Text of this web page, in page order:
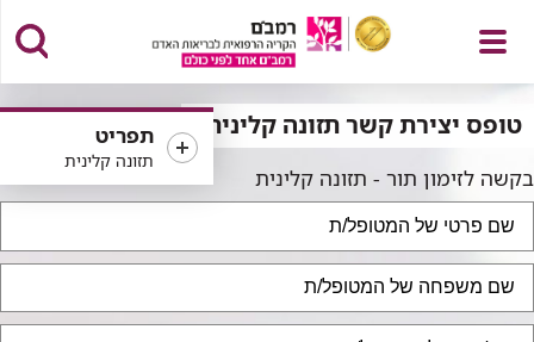
פתח
תפריט
תפריט
תזונה קלינית
טופס יצירת קשר תזונה קלינית
בקשה לזימון תור - תזונה קלינית